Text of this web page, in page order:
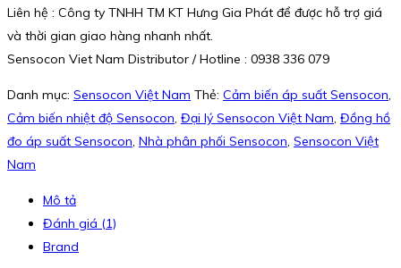
Liên hệ : Công ty TNHH TM KT Hưng Gia Phát để được hỗ trợ giá
và thời gian giao hàng nhanh nhất.
Sensocon Viet Nam Distributor / Hotline : 0938 336 079
Danh mục: Sensocon Việt Nam Thẻ: Cảm biến áp suất Sensocon
Cảm biến nhiệt độ Sensocon Đại lý Sensocon Việt Nam Đồng hồ
đo áp suất Sensocon Nhà phân phối Sensocon Sensocon Việt
Nam
Mô tả
Đánh giá (1)
Brand